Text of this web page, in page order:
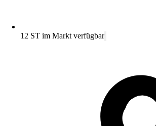
12 ST im Markt verfügbar